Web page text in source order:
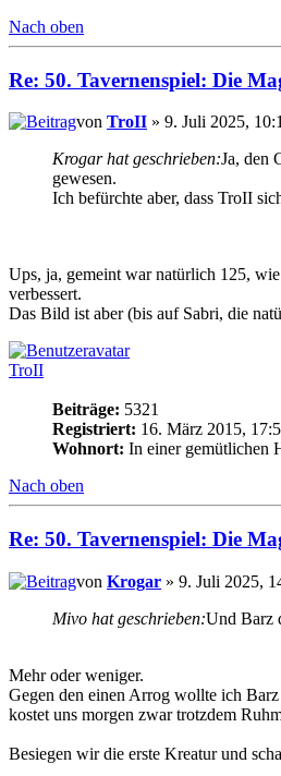
Nach oben
Re: 50. Tavernenspiel: Die
von TroII » 9. Juli 2025,
Krogar hat geschrieben:Ja, den
gewesen.
Ich befürchte aber, dass TroII
Ups, ja, gemeint war natürlich 125,
verbessert.
Das Bild ist aber (bis auf Sabri, die
TroII
Beiträge: 5321
Registriert: 16. März 2015,
Wohnort: In einer gemütlichen
Nach oben
Re: 50. Tavernenspiel: Die
von Krogar » 9. Juli 2025,
Mivo hat geschrieben:Und Barz
Mehr oder weniger.
Gegen den einen Arrog wollte ich
kostet uns morgen zwar trotzdem
Besiegen wir die erste Kreatur und